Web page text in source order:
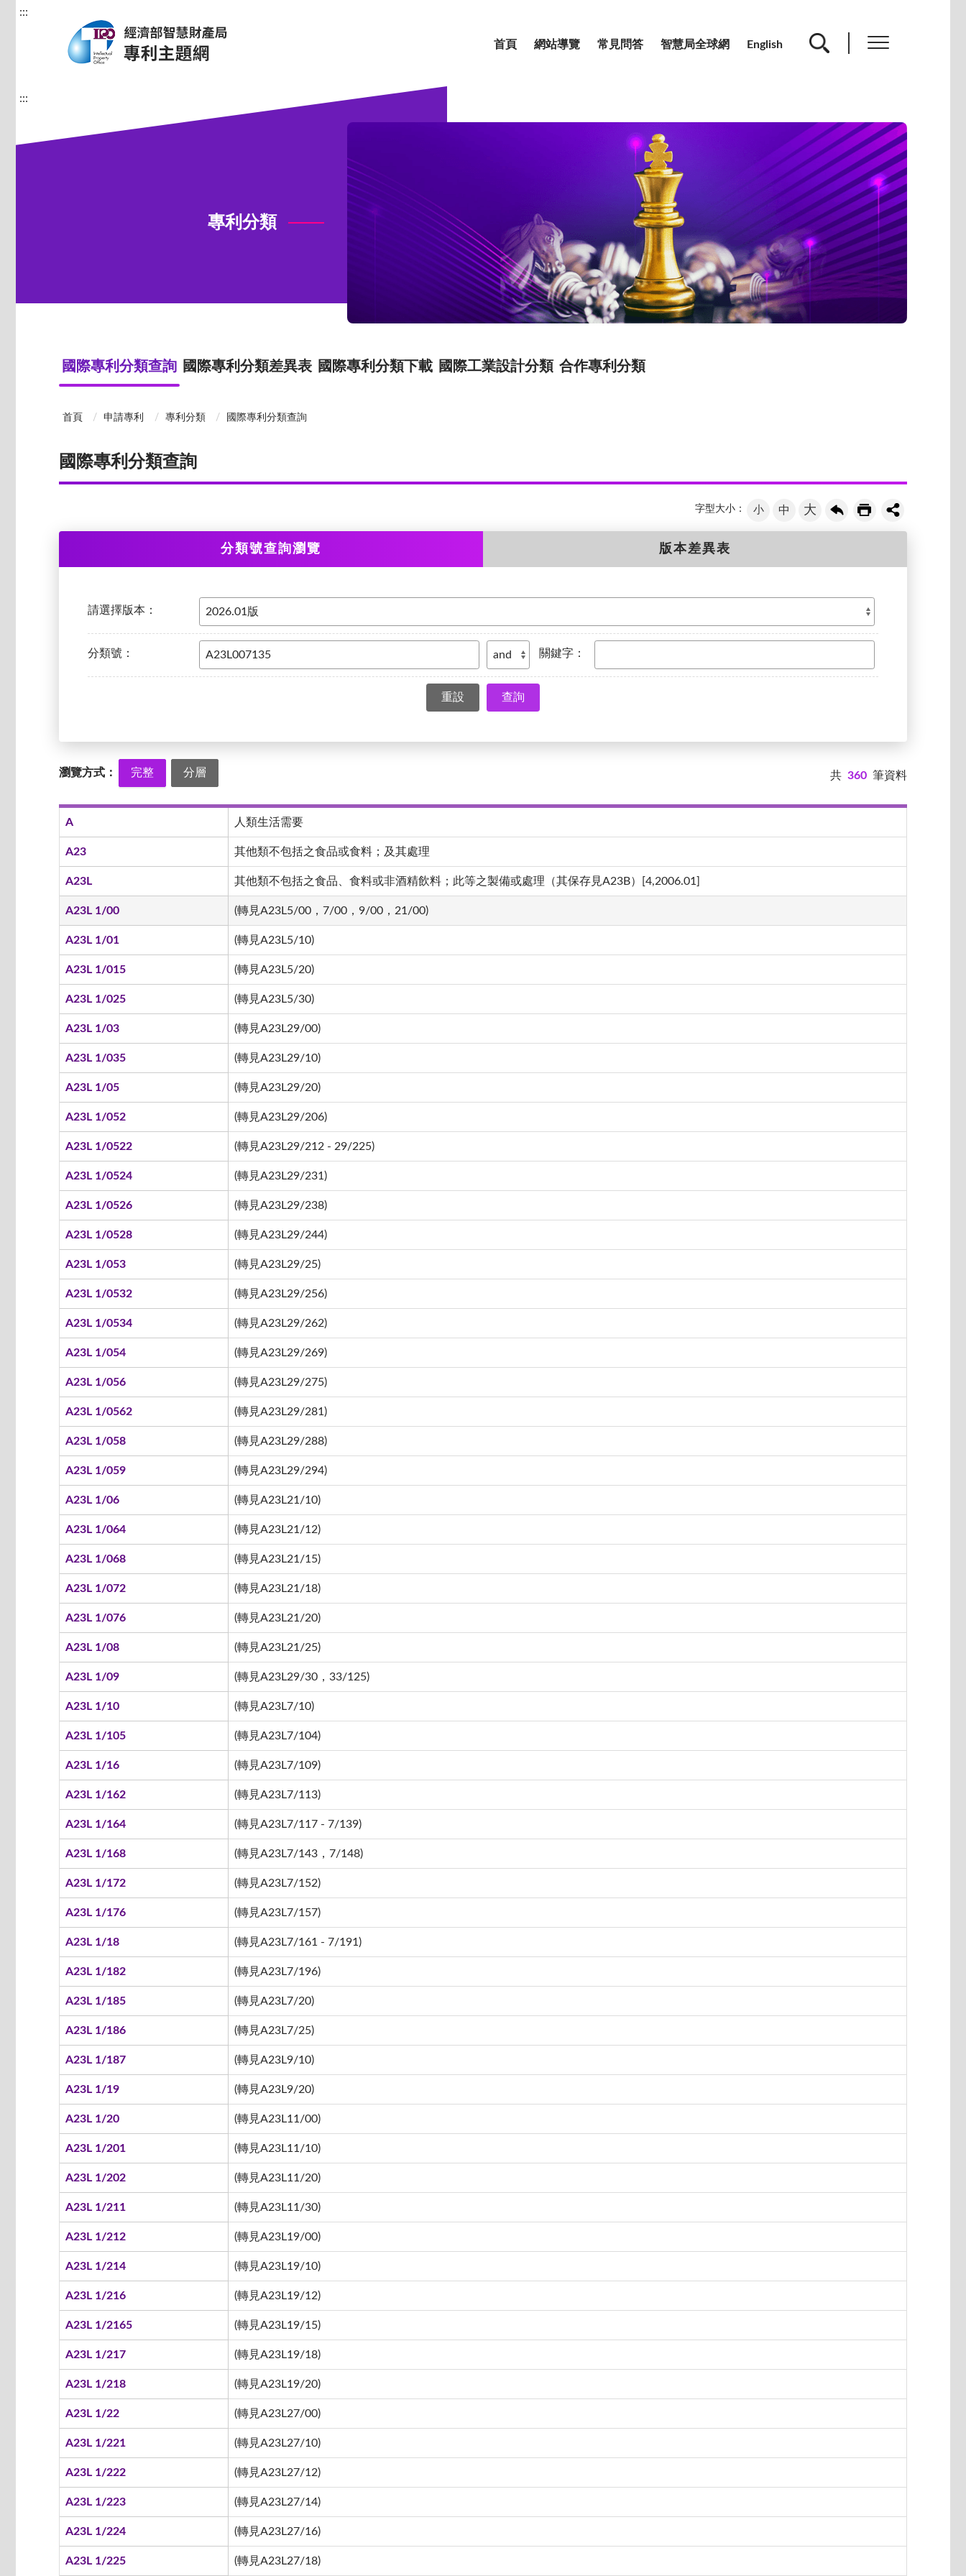
:::
首頁 網站導覽 常見問答 智慧局全球網 English
:::
專利分類
國際專利分類查詢 國際專利分類差異表 國際專利分類下載 國際工業設計分類 合作專利分類
首頁 申請專利 專利分類 國際專利分類查詢
國際專利分類查詢
字型大小： 小 中 大
分類號查詢瀏覽 版本差異表
請選擇版本：
分類號： 關鍵字：
查詢
瀏覽方式： 完整 分層 共 360 筆資料
A 人類生活需要
A23 其他類不包括之食品或食料；及其處理
A23L 其他類不包括之食品、食料或非酒精飲料；此等之製備或處理（其保存見A23B）[4,2006.01]
A23L 1/00 (轉見A23L5/00，7/00，9/00，21/00)
A23L 1/01 (轉見A23L5/10)
A23L 1/015 (轉見A23L5/20)
A23L 1/025 (轉見A23L5/30)
A23L 1/03 (轉見A23L29/00)
A23L 1/035 (轉見A23L29/10)
A23L 1/05 (轉見A23L29/20)
A23L 1/052 (轉見A23L29/206)
A23L 1/0522 (轉見A23L29/212 - 29/225)
A23L 1/0524 (轉見A23L29/231)
A23L 1/0526 (轉見A23L29/238)
A23L 1/0528 (轉見A23L29/244)
A23L 1/053 (轉見A23L29/25)
A23L 1/0532 (轉見A23L29/256)
A23L 1/0534 (轉見A23L29/262)
A23L 1/054 (轉見A23L29/269)
A23L 1/056 (轉見A23L29/275)
A23L 1/0562 (轉見A23L29/281)
A23L 1/058 (轉見A23L29/288)
A23L 1/059 (轉見A23L29/294)
A23L 1/06 (轉見A23L21/10)
A23L 1/064 (轉見A23L21/12)
A23L 1/068 (轉見A23L21/15)
A23L 1/072 (轉見A23L21/18)
A23L 1/076 (轉見A23L21/20)
A23L 1/08 (轉見A23L21/25)
A23L 1/09 (轉見A23L29/30，33/125)
A23L 1/10 (轉見A23L7/10)
A23L 1/105 (轉見A23L7/104)
A23L 1/16 (轉見A23L7/109)
A23L 1/162 (轉見A23L7/113)
A23L 1/164 (轉見A23L7/117 - 7/139)
A23L 1/168 (轉見A23L7/143，7/148)
A23L 1/172 (轉見A23L7/152)
A23L 1/176 (轉見A23L7/157)
A23L 1/18 (轉見A23L7/161 - 7/191)
A23L 1/182 (轉見A23L7/196)
A23L 1/185 (轉見A23L7/20)
A23L 1/186 (轉見A23L7/25)
A23L 1/187 (轉見A23L9/10)
A23L 1/19 (轉見A23L9/20)
A23L 1/20 (轉見A23L11/00)
A23L 1/201 (轉見A23L11/10)
A23L 1/202 (轉見A23L11/20)
A23L 1/211 (轉見A23L11/30)
A23L 1/212 (轉見A23L19/00)
A23L 1/214 (轉見A23L19/10)
A23L 1/216 (轉見A23L19/12)
A23L 1/2165 (轉見A23L19/15)
A23L 1/217 (轉見A23L19/18)
A23L 1/218 (轉見A23L19/20)
A23L 1/22 (轉見A23L27/00)
A23L 1/221 (轉見A23L27/10)
A23L 1/222 (轉見A23L27/12)
A23L 1/223 (轉見A23L27/14)
A23L 1/224 (轉見A23L27/16)
A23L 1/225 (轉見A23L27/18)